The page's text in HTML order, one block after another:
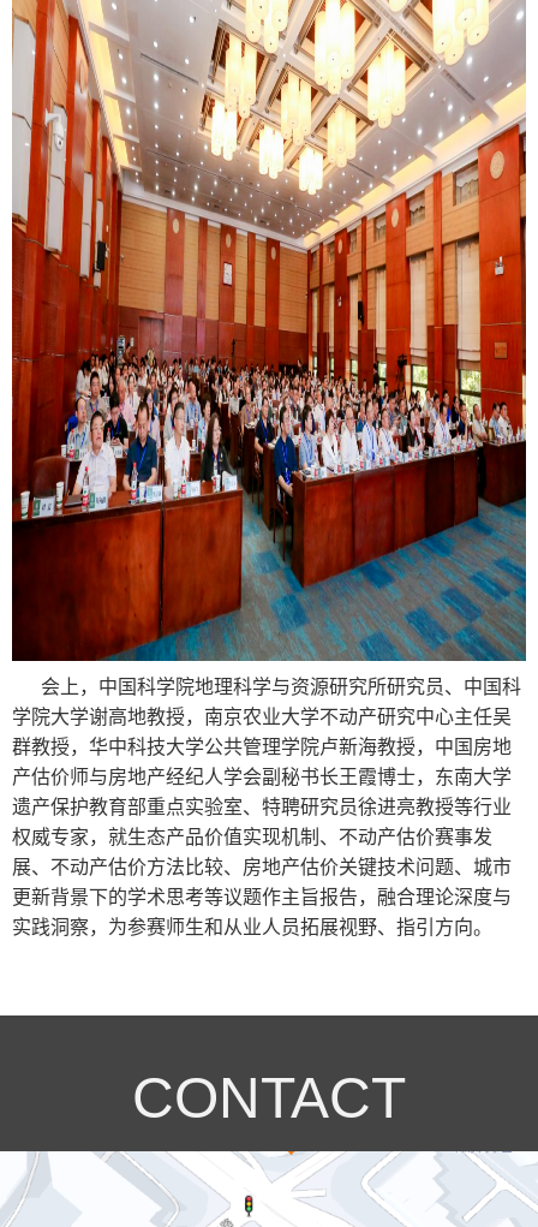
会上，中国科学院地理科学与资源研究所研究员、中国科
学院大学谢高地教授，南京农业大学不动产研究中心主任吴
群教授，华中科技大学公共管理学院卢新海教授，中国房地
产估价师与房地产经纪人学会副秘书长王霞博士，东南大学
遗产保护教育部重点实验室、特聘研究员徐进亮教授等行业
权威专家，就生态产品价值实现机制、不动产估价赛事发
展、不动产估价方法比较、房地产估价关键技术问题、城市
更新背景下的学术思考等议题作主旨报告，融合理论深度与
实践洞察，为参赛师生和从业人员拓展视野、指引方向。
CONTACT